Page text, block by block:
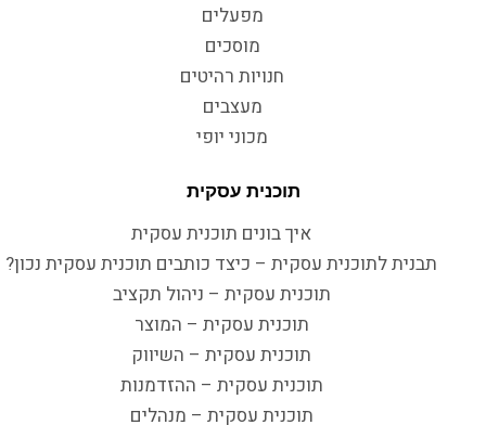
מפעלים
מוסכים
חנויות רהיטים
מעצבים
מכוני יופי
תוכנית עסקית
איך בונים תוכנית עסקית
תבנית לתוכנית עסקית – כיצד כותבים תוכנית עסקית נכון?
תוכנית עסקית – ניהול תקציב
תוכנית עסקית – המוצר
תוכנית עסקית – השיווק
תוכנית עסקית – ההזדמנות
תוכנית עסקית – מנהלים